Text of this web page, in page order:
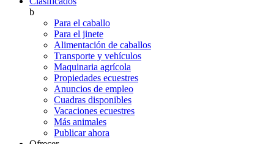
b
Para el caballo
Para el jinete
Alimentación de caballos
Transporte y vehículos
Maquinaria agrícola
Propiedades ecuestres
Anuncios de empleo
Cuadras disponibles
Vacaciones ecuestres
Más animales
Publicar ahora